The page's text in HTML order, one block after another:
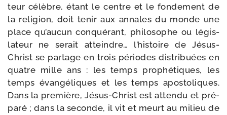
teur célèbre, étant le centre et le fon­de­ment de
la reli­gion, doit tenir aux annales du monde une
place qu’aucun conqué­rant, phi­lo­sophe ou légis­
la­teur ne serait at­teindre… l’histoire de Jésus-​
Christ se par­tage en trois périodes dis­tri­buées en
quatre mille ans : les temps pro­phé­tiques, les
temps évan­gé­liques et les temps aposto­liques.
Dans la pre­mière, Jésus-​Christ est atten­du et pré­
pa­ré ; dans la seconde, il vit et meurt au milieu de